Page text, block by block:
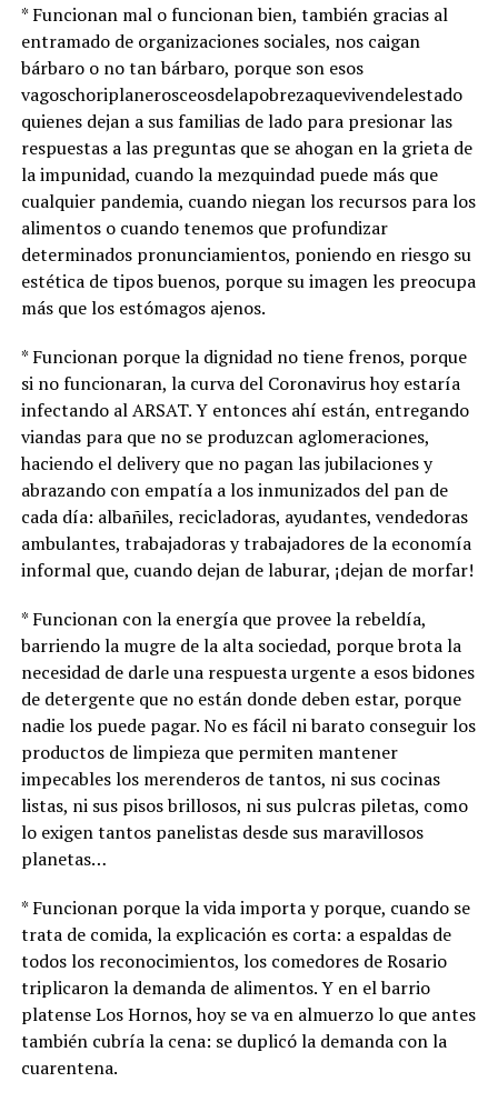
* Funcionan mal o funcionan bien, también gracias al
entramado de organizaciones sociales, nos caigan
bárbaro o no tan bárbaro, porque son esos
vagoschoriplanerosceosdelapobrezaquevivendelestado
quienes dejan a sus familias de lado para presionar las
respuestas a las preguntas que se ahogan en la grieta de
la impunidad, cuando la mezquindad puede más que
cualquier pandemia, cuando niegan los recursos para los
alimentos o cuando tenemos que profundizar
determinados pronunciamientos, poniendo en riesgo su
estética de tipos buenos, porque su imagen les preocupa
más que los estómagos ajenos.
* Funcionan porque la dignidad no tiene frenos, porque
si no funcionaran, la curva del Coronavirus hoy estaría
infectando al ARSAT. Y entonces ahí están, entregando
viandas para que no se produzcan aglomeraciones,
haciendo el delivery que no pagan las jubilaciones y
abrazando con empatía a los inmunizados del pan de
cada día: albañiles, recicladoras, ayudantes, vendedoras
ambulantes, trabajadoras y trabajadores de la economía
informal que, cuando dejan de laburar, ¡dejan de morfar!
* Funcionan con la energía que provee la rebeldía,
barriendo la mugre de la alta sociedad, porque brota la
necesidad de darle una respuesta urgente a esos bidones
de detergente que no están donde deben estar, porque
nadie los puede pagar. No es fácil ni barato conseguir los
productos de limpieza que permiten mantener
impecables los merenderos de tantos, ni sus cocinas
listas, ni sus pisos brillosos, ni sus pulcras piletas, como
lo exigen tantos panelistas desde sus maravillosos
planetas…
* Funcionan porque la vida importa y porque, cuando se
trata de comida, la explicación es corta: a espaldas de
todos los reconocimientos, los comedores de Rosario
triplicaron la demanda de alimentos. Y en el barrio
platense Los Hornos, hoy se va en almuerzo lo que antes
también cubría la cena: se duplicó la demanda con la
cuarentena.